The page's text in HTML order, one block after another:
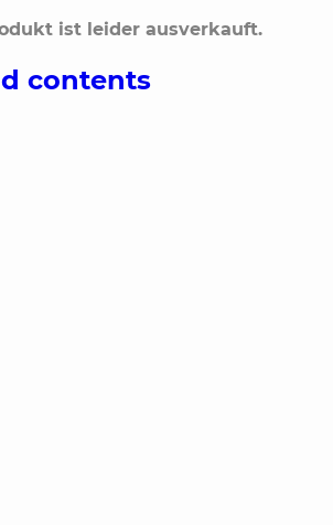
ist leider ausverkauft.
contents